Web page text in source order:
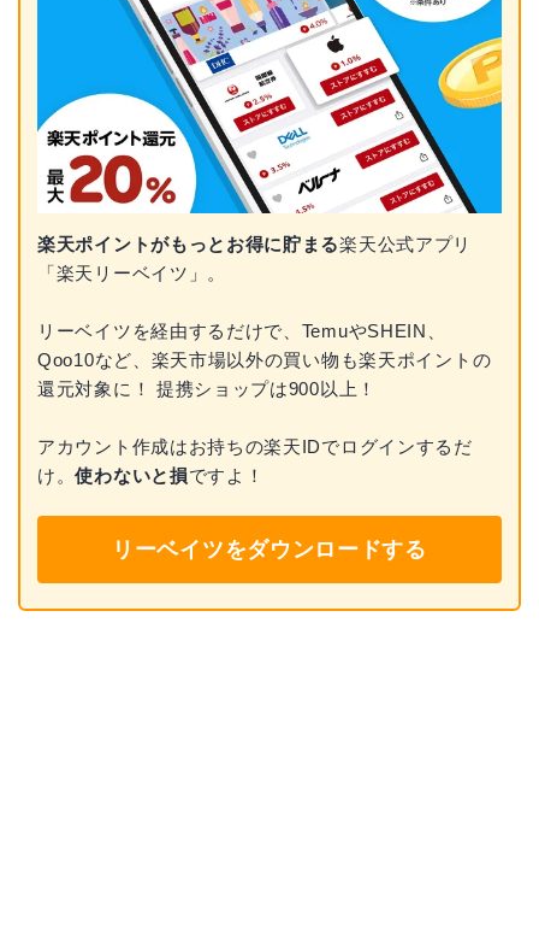
楽天ポイントがもっとお得に貯まる楽天公式アプリ
「楽天リーベイツ」。
リーベイツを経由するだけで、TemuやSHEIN、
Qoo10など、楽天市場以外の買い物も楽天ポイントの
還元対象に！ 提携ショップは900以上！
アカウント作成はお持ちの楽天IDでログインするだ
け。使わないと損ですよ！
リーベイツをダウンロードする